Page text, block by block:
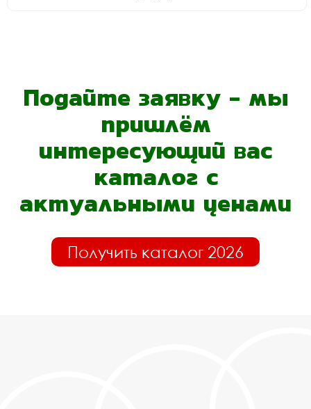
Подайте заявку - мы
пришлём
интересующий вас
каталог с
актуальными ценами
Получить каталог 2026